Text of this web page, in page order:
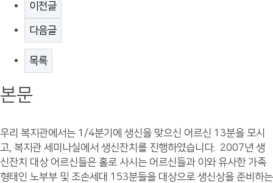
이전글
다음글
목록
본문
우리 복지관에서는 1/4분기에 생신을 맞으신 어르신 13분을 모시
고, 복지관 세미나실에서 생신잔치를 진행하였습니다. 2007년 생
신잔치 대상 어르신들은 홀로 사시는 어르신들과 이와 유사한 가족
형태인 노부부 및 조손세대 153분들을 대상으로 생신상을 준비하는